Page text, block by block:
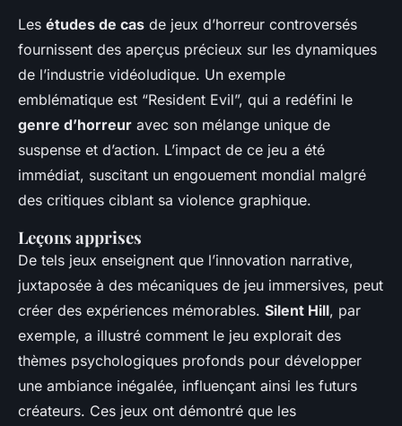
Les études de cas de jeux d’horreur controversés
fournissent des aperçus précieux sur les dynamiques
de l’industrie vidéoludique. Un exemple
emblématique est “Resident Evil”, qui a redéfini le
genre d’horreur avec son mélange unique de
suspense et d’action. L’impact de ce jeu a été
immédiat, suscitant un engouement mondial malgré
des critiques ciblant sa violence graphique.
Leçons apprises
De tels jeux enseignent que l’innovation narrative,
juxtaposée à des mécaniques de jeu immersives, peut
créer des expériences mémorables. Silent Hill, par
exemple, a illustré comment le jeu explorait des
thèmes psychologiques profonds pour développer
une ambiance inégalée, influençant ainsi les futurs
créateurs. Ces jeux ont démontré que les